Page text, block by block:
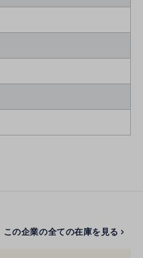
この企業の全ての在庫を見る